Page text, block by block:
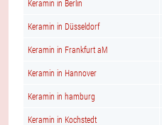
Keramin in Berlin
Keramin in Düsseldorf
Keramin in Frankfurt aM
Keramin in Hannover
Keramin in hamburg
Keramin in Kochstedt